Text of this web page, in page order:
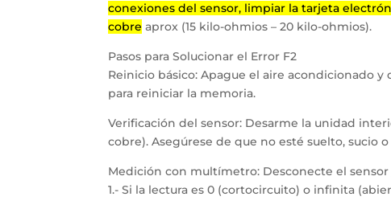
conexiones del sensor, limpiar la tarjeta
cobre aprox (15 kilo-ohmios – 20 kilo-ohmios).
Pasos para Solucionar el Error F2
Reinicio básico: Apague el aire acondicionado
para reiniciar la memoria.
Verificación del sensor: Desarme la unidad
cobre). Asegúrese de que no esté suelto, sucio
Medición con multímetro: Desconecte el
1.- Si la lectura es 0 (cortocircuito) o infinita